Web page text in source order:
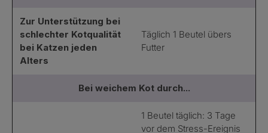
Zur Unterstützung bei
schlechter Kotqualität
bei Katzen jeden
Alters
Täglich 1 Beutel übers
Futter
Bei weichem Kot durch...
1 Beutel täglich: 3 Tage
vor dem Stress-Ereignis